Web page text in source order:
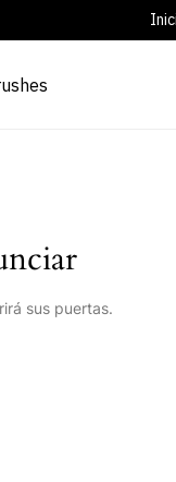
sus puertas.